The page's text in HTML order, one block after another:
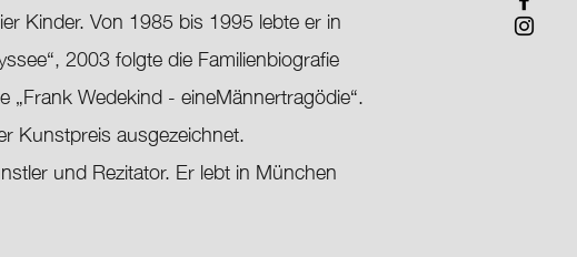
Kinder. Von 1985 bis 1995 lebte er in
2003 folgte die Familienbiografie
Wedekind - eineMännertragödie“.
Kunstpreis ausgezeichnet.
und Rezitator. Er lebt in München